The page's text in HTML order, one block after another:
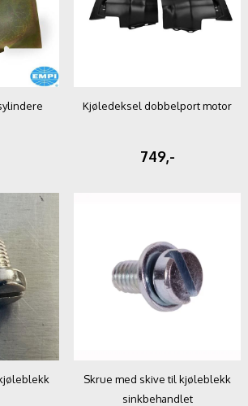
Kjøledeksel dobbelport motor
749,-
Skrue med skive til kjøleblekk
sinkbehandlet